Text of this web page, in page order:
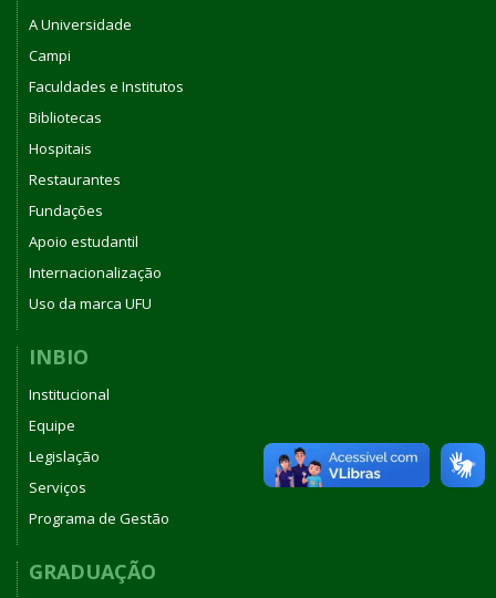
A Universidade
Campi
Faculdades e Institutos
Bibliotecas
Hospitais
Restaurantes
Fundações
Apoio estudantil
Internacionalização
Uso da marca UFU
INBIO
Institucional
Equipe
Legislação
Serviços
Programa de Gestão
GRADUAÇÃO